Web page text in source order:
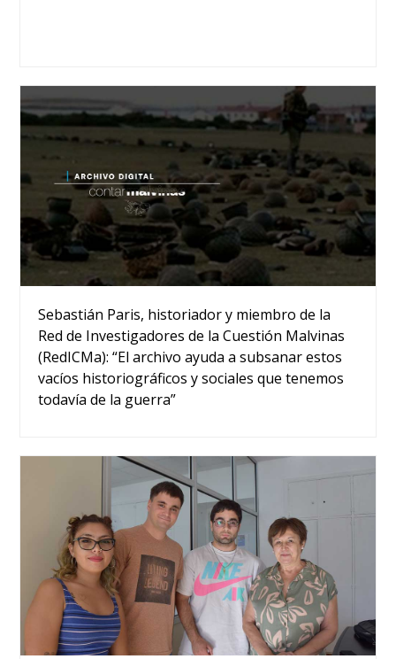
Sebastián Paris, historiador y miembro de la
Red de Investigadores de la Cuestión Malvinas
(RedICMa): “El archivo ayuda a subsanar estos
vacíos historiográficos y sociales que tenemos
todavía de la guerra”